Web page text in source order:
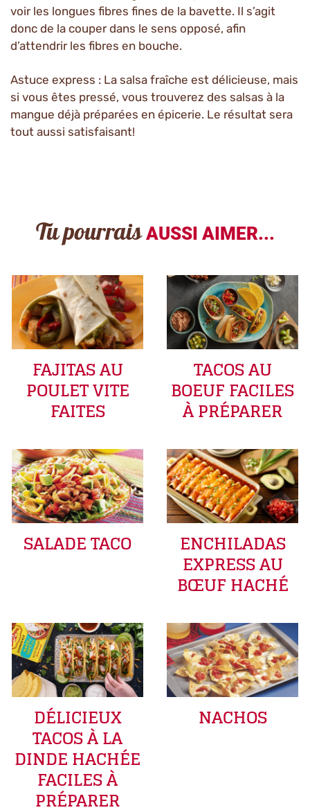
voir les longues fibres fines de la bavette. Il s’agit
donc de la couper dans le sens opposé, afin
d’attendrir les fibres en bouche.
Astuce express : La salsa fraîche est délicieuse, mais
si vous êtes pressé, vous trouverez des salsas à la
mangue déjà préparées en épicerie. Le résultat sera
tout aussi satisfaisant!
Tu pourrais AUSSI AIMER...
FAJITAS AU
POULET VITE
FAITES
TACOS AU
BOEUF FACILES
À PRÉPARER
SALADE TACO ENCHILADAS
EXPRESS AU
BŒUF HACHÉ
DÉLICIEUX
TACOS À LA
DINDE HACHÉE
FACILES À
PRÉPARER
NACHOS